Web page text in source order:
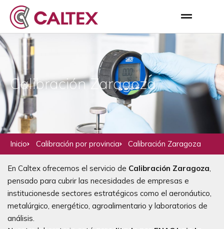
Calibración Zaragoza
Inicio Calibración por provincia Calibración Zaragoza
En Caltex ofrecemos el servicio de Calibración Zaragoza
pensado para cubrir las necesidades de empresas e
institucionesde sectores estratégicos como el aeronáutico,
metalúrgico, energético, agroalimentario y laboratorios de
análisis.